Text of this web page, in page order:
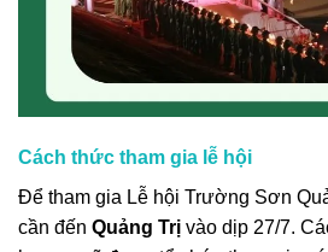
Cách thức tham gia lễ hội
Để tham gia Lễ hội Trường Sơn
cần đến Quảng Trị vào dịp 27/7.